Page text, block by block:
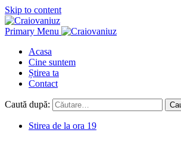
Skip to content
Primary Menu
Acasa
Cine suntem
Știrea ta
Contact
Caută după:
Stirea de la ora 19